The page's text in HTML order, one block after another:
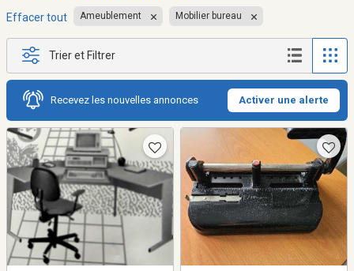
Effacer tout Ameublement Mobilier bureau
Trier et Filtrer
Recevez les nouvelles annonces Activer une alerte